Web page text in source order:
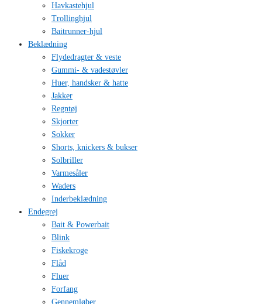
Havkastehjul
Trollinghjul
Baitrunner-hjul
Beklædning
Flydedragter & veste
Gummi- & vadestøvler
Huer, handsker & hatte
Jakker
Regntøj
Skjorter
Sokker
Shorts, knickers & bukser
Solbriller
Varmesåler
Waders
Inderbeklædning
Endegrej
Bait & Powerbait
Blink
Fiskekroge
Flåd
Fluer
Forfang
Gennemløber